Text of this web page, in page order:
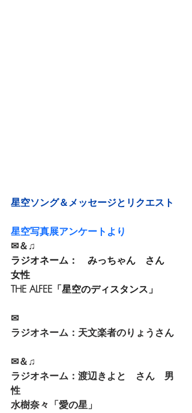
星空ソング＆メッセージとリクエスト
星空写真展アンケートより
✉＆♫
ラジオネーム：　みっちゃん　さん
女性
THE ALFEE「星空のディスタンス」
✉
ラジオネーム：天文楽者のりょうさん
✉＆♫
ラジオネーム：渡辺きよと　さん　男
性
水樹奈々「愛の星」